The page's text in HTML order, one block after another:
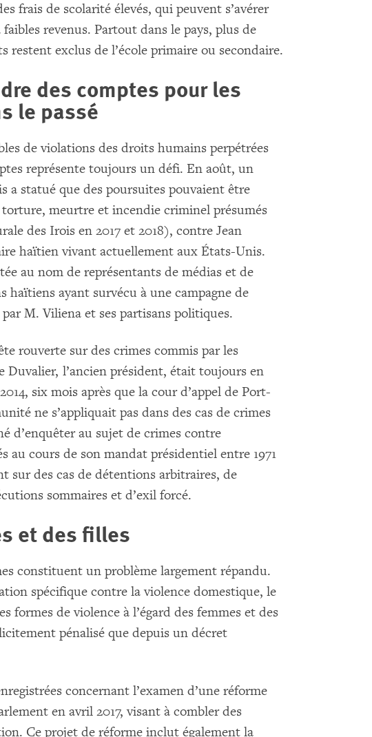
frais de scolarité élevés, qui peuvent s’avérer
revenus. Partout dans le pays, plus de
restent exclus de l’école primaire ou secondaire.
des comptes pour les
le passé
de violations des droits humains perpétrées
représente toujours un défi. En août, un
a statué que des poursuites pouvaient être
torture, meurtre et incendie criminel présumés
des Irois en 2017 et 2018), contre Jean
haïtien vivant actuellement aux États-Unis.
au nom de représentants de médias et de
haïtiens ayant survécu à une campagne de
M. Viliena et ses partisans politiques.
rouverte sur des crimes commis par les
Duvalier, l’ancien président, était toujours en
six mois après que la cour d’appel de Port-
ne s’appliquait pas dans des cas de crimes
d’enquêter au sujet de crimes contre
au cours de son mandat présidentiel entre 1971
sur des cas de détentions arbitraires, de
sommaires et d’exil forcé.
et des filles
constituent un problème largement répandu.
spécifique contre la violence domestique, le
formes de violence à l’égard des femmes et des
pénalisé que depuis un décret
concernant l’examen d’une réforme
en avril 2017, visant à combler des
Ce projet de réforme inclut également la